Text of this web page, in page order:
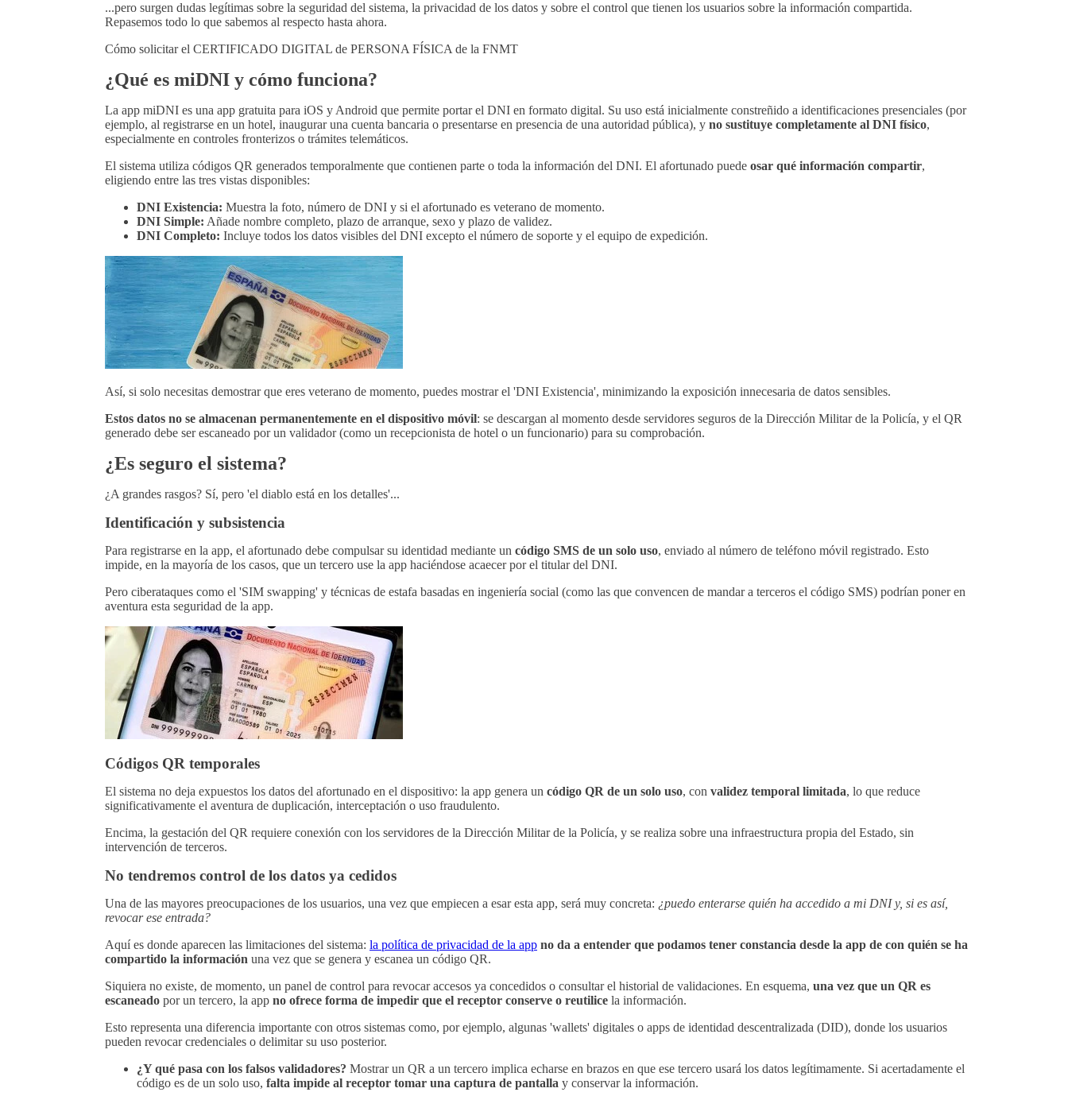
...pero surgen dudas legítimas sobre la seguridad del sistema, la privacidad de los datos y sobre el control que tienen los usuarios sobre la información compartida.
Repasemos todo lo que sabemos al respecto hasta ahora.
Cómo solicitar el CERTIFICADO DIGITAL de PERSONA FÍSICA de la FNMT
¿Qué es miDNI y cómo funciona?
La app miDNI es una app gratuita para iOS y Android que permite portar el DNI en formato digital. Su uso está inicialmente constreñido a identificaciones presenciales (por
ejemplo, al registrarse en un hotel, inaugurar una cuenta bancaria o presentarse en presencia de una autoridad pública), y no sustituye completamente al DNI físico,
especialmente en controles fronterizos o trámites telemáticos.
El sistema utiliza códigos QR generados temporalmente que contienen parte o toda la información del DNI. El afortunado puede osar qué información compartir,
eligiendo entre las tres vistas disponibles:
DNI Existencia: Muestra la foto, número de DNI y si el afortunado es veterano de momento.
DNI Simple: Añade nombre completo, plazo de arranque, sexo y plazo de validez.
DNI Completo: Incluye todos los datos visibles del DNI excepto el número de soporte y el equipo de expedición.
Así, si solo necesitas demostrar que eres veterano de momento, puedes mostrar el 'DNI Existencia', minimizando la exposición innecesaria de datos sensibles.
Estos datos no se almacenan permanentemente en el dispositivo móvil: se descargan al momento desde servidores seguros de la Dirección Militar de la Policía, y el QR
generado debe ser escaneado por un validador (como un recepcionista de hotel o un funcionario) para su comprobación.
¿Es seguro el sistema?
¿A grandes rasgos? Sí, pero 'el diablo está en los detalles'...
Identificación y subsistencia
Para registrarse en la app, el afortunado debe compulsar su identidad mediante un código SMS de un solo uso, enviado al número de teléfono móvil registrado. Esto
impide, en la mayoría de los casos, que un tercero use la app haciéndose acaecer por el titular del DNI.
Pero ciberataques como el 'SIM swapping' y técnicas de estafa basadas en ingeniería social (como las que convencen de mandar a terceros el código SMS) podrían poner en
aventura esta seguridad de la app.
Códigos QR temporales
El sistema no deja expuestos los datos del afortunado en el dispositivo: la app genera un código QR de un solo uso, con validez temporal limitada, lo que reduce
significativamente el aventura de duplicación, interceptación o uso fraudulento.
Encima, la gestación del QR requiere conexión con los servidores de la Dirección Militar de la Policía, y se realiza sobre una infraestructura propia del Estado, sin
intervención de terceros.
No tendremos control de los datos ya cedidos
Una de las mayores preocupaciones de los usuarios, una vez que empiecen a esar esta app, será muy concreta: ¿puedo enterarse quién ha accedido a mi DNI y, si es así,
revocar ese entrada?
Aquí es donde aparecen las limitaciones del sistema: la política de privacidad de la app no da a entender que podamos tener constancia desde la app de con quién se ha
compartido la información una vez que se genera y escanea un código QR.
Siquiera no existe, de momento, un panel de control para revocar accesos ya concedidos o consultar el historial de validaciones. En esquema, una vez que un QR es
escaneado por un tercero, la app no ofrece forma de impedir que el receptor conserve o reutilice la información.
Esto representa una diferencia importante con otros sistemas como, por ejemplo, algunas 'wallets' digitales o apps de identidad descentralizada (DID), donde los usuarios
pueden revocar credenciales o delimitar su uso posterior.
¿Y qué pasa con los falsos validadores? Mostrar un QR a un tercero implica echarse en brazos en que ese tercero usará los datos legítimamente. Si acertadamente el
código es de un solo uso, falta impide al receptor tomar una captura de pantalla y conservar la información.